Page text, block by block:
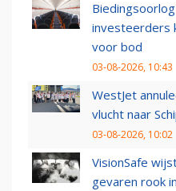
investeerders
voor bod
03-08-2026, 10:43
WestJet
vlucht naar
03-08-2026, 10:02
VisionSafe
gevaren rook